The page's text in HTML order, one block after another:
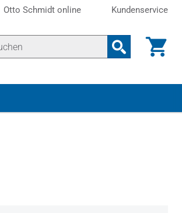
Otto Schmidt online Kundenservice